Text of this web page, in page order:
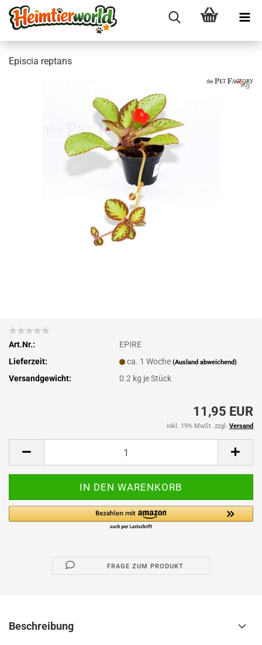
Epi­scia rep­t­ans
Art.Nr.:
EPIRE
Lieferzeit:
ca. 1 Woche(Ausland abweichend)
Versandgewicht: 0.2 kg je Stück
11,95 EUR
inkl. 19% MwSt. zzgl. Versand
FRAGE ZUM PRODUKT
Beschreibung